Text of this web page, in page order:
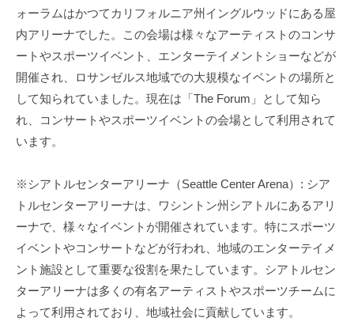
ォーラムはかつてカリフォルニア州イングルウッドにある屋
内アリーナでした。この会場は様々なアーティストのコンサ
ートやスポーツイベント、エンターテイメントショーなどが
開催され、ロサンゼルス地域での大規模なイベントの場所と
して知られていました。現在は「The Forum」として知ら
れ、コンサートやスポーツイベントの会場として利用されて
います。
※シアトルセンターアリーナ（Seattle Center Arena）: シア
トルセンターアリーナは、ワシントン州シアトルにあるアリ
ーナで、様々なイベントが開催されています。特にスポーツ
イベントやコンサートなどが行われ、地域のエンターテイメ
ント施設として重要な役割を果たしています。シアトルセン
ターアリーナは多くの有名アーティストやスポーツチームに
よって利用されており、地域社会に貢献しています。